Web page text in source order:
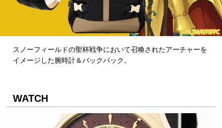
スノーフィールドの聖杯戦争において召喚されたアーチャーを
イメージした腕時計＆バックパック。
WATCH